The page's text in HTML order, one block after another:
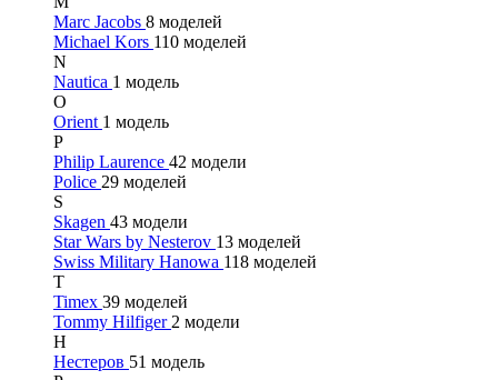
Marc Jacobs 8 моделей
Michael Kors 110 моделей
N
Nautica 1 модель
O
Orient 1 модель
P
Philip Laurence 42 модели
Police 29 моделей
S
Skagen 43 модели
Star Wars by Nesterov 13 моделей
Swiss Military Hanowa 118 моделей
T
Timex 39 моделей
Tommy Hilfiger 2 модели
Н
Нестеров 51 модель